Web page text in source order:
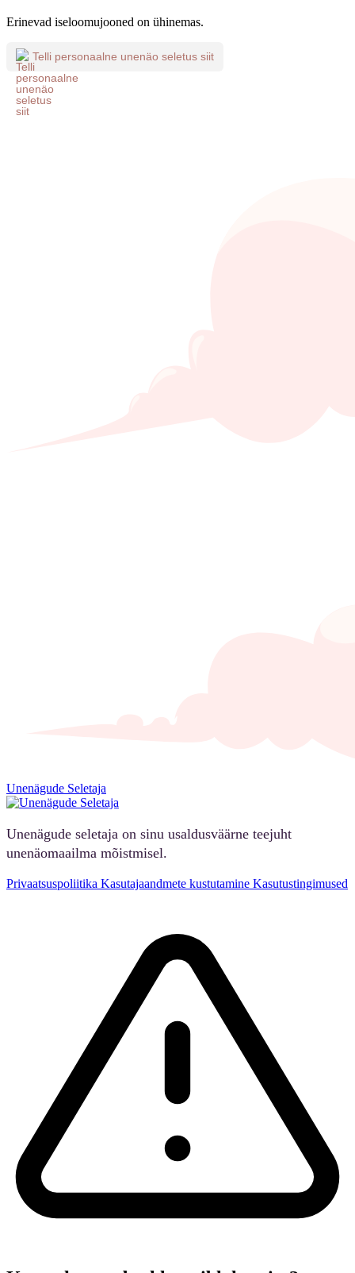
Erinevad iseloomujooned on ühinemas.
Telli personaalne unenäo seletus siit
Unenägude Seletaja
Unenägude seletaja on sinu usaldusväärne teejuht
unenäomaailma mõistmisel.
Privaatsuspoliitika Kasutajaandmete kustutamine Kasutustingimused